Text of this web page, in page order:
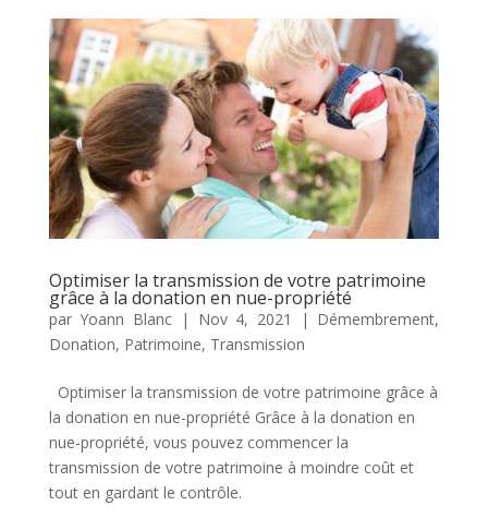
Optimiser la transmission de votre patrimoine
grâce à la donation en nue-propriété
parYoann Blanc | Nov 4, 2021 | Démembrement,
Donation, Patrimoine, Transmission
Optimiser la transmission de votre patrimoine grâce à
la donation en nue-propriété Grâce à la donation en
nue-propriété, vous pouvez commencer la
transmission de votre patrimoine à moindre coût et
tout en gardant le contrôle.